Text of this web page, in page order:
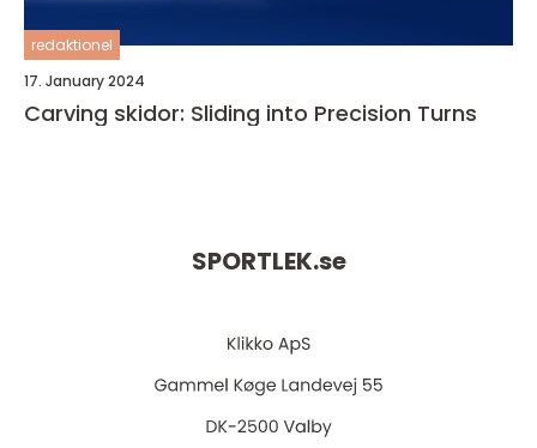
redaktionel
17. January 2024
Carving skidor: Sliding into Precision Turns
SPORTLEK.se